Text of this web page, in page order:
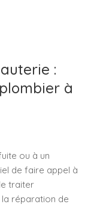
:
à
ou à un
de faire appel à
traiter
la réparation de